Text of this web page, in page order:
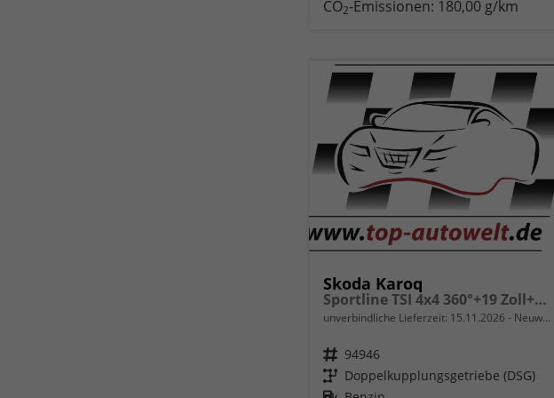
vergleichen
CO2-Emissionen: 180,00 g/km
Skoda Karoq
Sportline TSI 4x4 360°+19 Zoll+Navi+AHK+360°+ACC+Frontscheibe beheizbar+Travel Assist
unverbindliche Lieferzeit: 15.11.2026 Neuwagen
Fahrzeugnr. 94946
Getriebe Doppelkupplungsgetriebe (DSG)